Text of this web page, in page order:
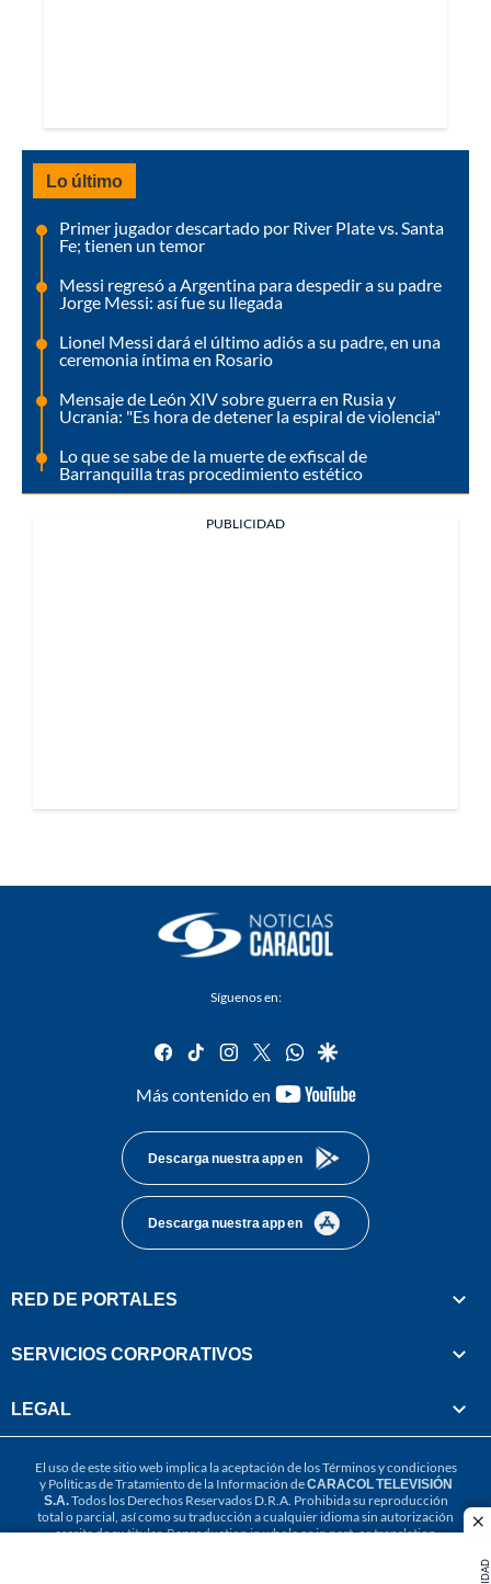
Lo último
Primer jugador descartado por River Plate vs. Santa
Fe; tienen un temor
Messi regresó a Argentina para despedir a su padre
Jorge Messi: así fue su llegada
Lionel Messi dará el último adiós a su padre, en una
ceremonia íntima en Rosario
Mensaje de León XIV sobre guerra en Rusia y
Ucrania: "Es hora de detener la espiral de violencia"
Lo que se sabe de la muerte de exfiscal de
Barranquilla tras procedimiento estético
PUBLICIDAD
Síguenos en:
facebook
tiktok instagram
twitterwhatsapp
google
Más contenido en
youtube-
Descarga nuestra app en
Descarga nuestra app en
RED DE PORTALES
SERVICIOS CORPORATIVOS
LEGAL
El uso de este sitio web implica la aceptación de losTérminos y condiciones
y Políticas de Tratamiento de la Información deCARACOL TELEVISIÓN
S.A.Todos los Derechos Reservados D.R.A. Prohibida su reproducción
total o parcial, así como su traducción a cualquier idioma sin autorización
escrita de su titular. Reproduction in whole or in part, or translation